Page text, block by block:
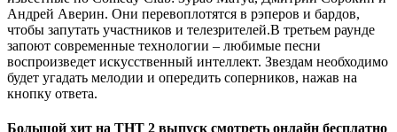
Андрей Аверин. Они перевоплотятся в рэперов и бардов,
чтобы запутать участников и телезрителей.В третьем раунде
запоют современные технологии – любимые песни
воспроизведет искусственный интеллект. Звездам необходимо
будет угадать мелодии и опередить соперников, нажав на
кнопку ответа.
Большой хит на ТНТ 2 выпуск смотреть онлайн бесплатно